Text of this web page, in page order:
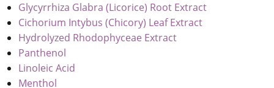
Glycyrrhiza Glabra (Licorice) Root Extract
Cichorium Intybus (Chicory) Leaf Extract
Hydrolyzed Rhodophyceae Extract
Panthenol
Linoleic Acid
Menthol